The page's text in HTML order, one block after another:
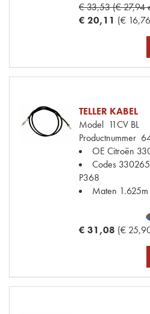
€ 33,53 (€ 27,94
€ 20,11 (€
TELLER KABEL
Model 11CV BL
Productnummer
OE Citroën
Codes
P368
Maten
€ 31,08 (€